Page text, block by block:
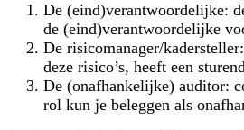
De (eind)verantwoordelijke:
de (eind)verantwoordelijke
De risicomanager/kadersteller:
deze risico’s, heeft een
De (onafhankelijke) auditor:
rol kun je beleggen als